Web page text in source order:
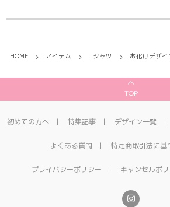
HOME アイテム Tシャツ お化けデザ
TOP
初めての方へ 特集記事 デザイン一覧
よくある質問 特定商取引法に基
プライバシーポリシー キャンセルポ